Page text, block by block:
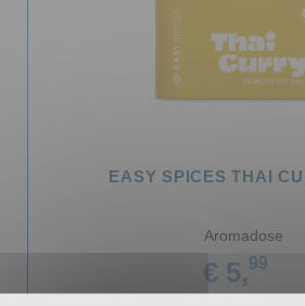
EASY SPICES THAI
Aromadose
€ 5,99